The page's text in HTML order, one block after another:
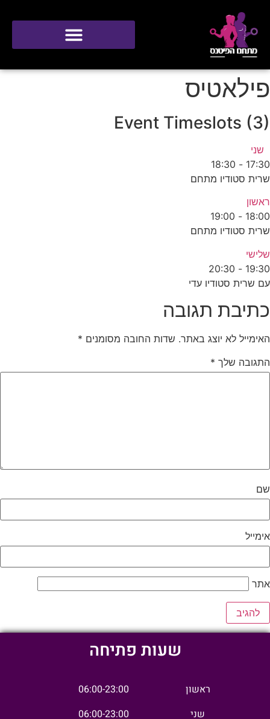
פילאטיס
Event Timeslots (3)
שני
17:30
-
18:30
שרית סטודיו מתחם
ראשון
18:00
-
19:00
שרית סטודיו מתחם
שלישי
19:30
-
20:30
עם שרית סטודיו עדי
כתיבת תגובה
האימייל לא יוצג באתר. שדות החובה מסומנים *
התגובה שלך *
שם
אימייל
אתר
שעות פתיחה
ראשון
שני
06:00-23:00
06:00-23:00